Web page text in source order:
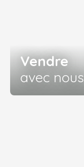
Vendre
avec nous